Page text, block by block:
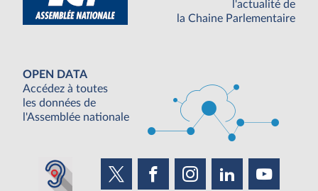
l'actualité de
la Chaine Parlementaire
OPEN DATA
Accédez à toutes
les données de
l'Assemblée nationale